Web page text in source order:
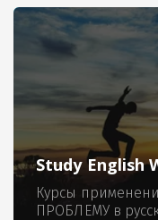
Study English
Курсы
ПРОБЛЕМУ в